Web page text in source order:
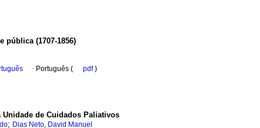
pública (1707-1856)
· Português ( pdf)
de Cuidados Paliativos
; Dias Neto, David Manuel